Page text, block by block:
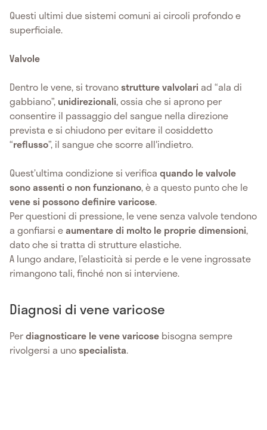
Questi ultimi due sistemi comuni ai circoli profondo e
superficiale.
Valvole
Dentro le vene, si trovanostrutture valvolari ad “ala di
gabbiano”, unidirezionali, ossia che si aprono per
consentire il passaggio del sangue nella direzione
prevista e si chiudono per evitare il cosiddetto
“reflusso”, il sangue che scorre all'indietro.
Quest’ultima condizione si verifica quando le valvole
sono assenti o non funzionano, è a questo punto che le
vene si possono definire varicose.
Per questioni di pressione, le vene senza valvole tendono
a gonfiarsi eaumentare di molto le proprie dimensioni,
dato che si tratta di strutture elastiche.
A lungo andare, l’elasticità si perde e le vene ingrossate
rimangono tali, finché non si interviene.
Diagnosi di vene varicose
Perdiagnosticare le vene varicose bisogna sempre
rivolgersi a unospecialista.